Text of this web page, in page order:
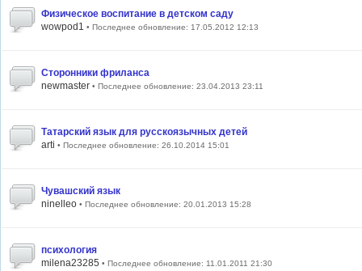
Физическое воспитание в детском саду
wowpod1 • Последнее обновление: 17.05.2012 12:13
Сторонники фриланса
newmaster • Последнее обновление: 23.04.2013 23:11
Татарский язык для русскоязычных детей
arti • Последнее обновление: 26.10.2014 15:01
Чувашский язык
ninelleo • Последнее обновление: 20.01.2013 15:28
психология
milena23285 • Последнее обновление: 11.01.2011 21:30